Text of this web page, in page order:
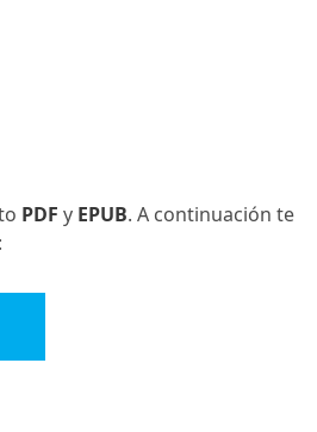
PDF y EPUB. A continuación te